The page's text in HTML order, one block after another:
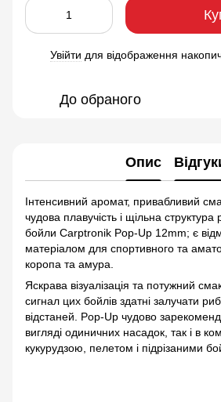
Увійти для відображення
До обраного
Опис
Інтенсивний аромат, привабливий
чудова плавучість і щільна
бойли Сarptronik Pop-Up 12mm; є
матеріалом для спортивного та
коропа та амура.
Яскрава візуалізація та потужний
сигнал цих бойлів здатні залучати
відстаней. Pop-Up чудово
вигляді одиничних насадок, так і в
кукурудзою, пелетом і підрізаними